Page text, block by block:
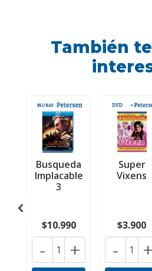
También
Busqueda
Implacable
3
$10.990
+
-
Super
Vixens
$3.900
+
-